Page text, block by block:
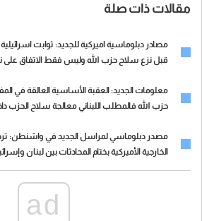
مقالات ذات صلة
مصادر دبلوماسية اميركية للجديد: ثوابت
قبل نزع سلاح حزب الله وليس فقط الاتفاق على
معلومات الجديد: العقبة الأساسية العالقة في
حزب الله فالمطلب اللبناني معالجة سلاح الحزب
مصدر دبلوماسي لمراسل الجديد في واشنطن:
الخارجية الأميركية بختام المحادثات بين لبنان
ad